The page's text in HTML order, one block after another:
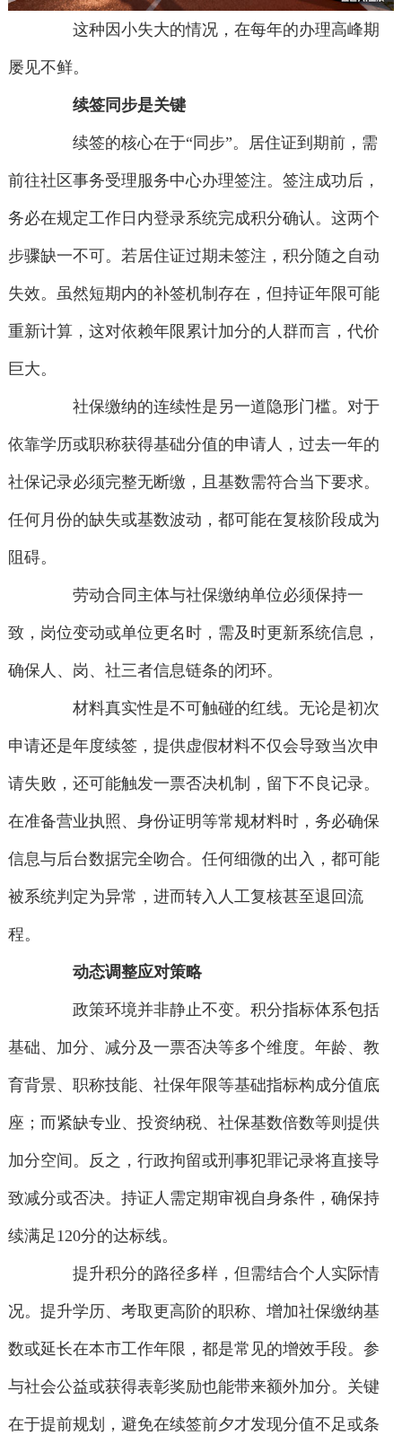
这种因小失大的情况，在每年的办理高峰期
屡见不鲜。
续签同步是关键
续签的核心在于“同步”。居住证到期前，需
前往社区事务受理服务中心办理签注。签注成功后，
务必在规定工作日内登录系统完成积分确认。这两个
步骤缺一不可。若居住证过期未签注，积分随之自动
失效。虽然短期内的补签机制存在，但持证年限可能
重新计算，这对依赖年限累计加分的人群而言，代价
巨大。
社保缴纳的连续性是另一道隐形门槛。对于
依靠学历或职称获得基础分值的申请人，过去一年的
社保记录必须完整无断缴，且基数需符合当下要求。
任何月份的缺失或基数波动，都可能在复核阶段成为
阻碍。
劳动合同主体与社保缴纳单位必须保持一
致，岗位变动或单位更名时，需及时更新系统信息，
确保人、岗、社三者信息链条的闭环。
材料真实性是不可触碰的红线。无论是初次
申请还是年度续签，提供虚假材料不仅会导致当次申
请失败，还可能触发一票否决机制，留下不良记录。
在准备营业执照、身份证明等常规材料时，务必确保
信息与后台数据完全吻合。任何细微的出入，都可能
被系统判定为异常，进而转入人工复核甚至退回流
程。
动态调整应对策略
政策环境并非静止不变。积分指标体系包括
基础、加分、减分及一票否决等多个维度。年龄、教
育背景、职称技能、社保年限等基础指标构成分值底
座；而紧缺专业、投资纳税、社保基数倍数等则提供
加分空间。反之，行政拘留或刑事犯罪记录将直接导
致减分或否决。持证人需定期审视自身条件，确保持
续满足120分的达标线。
提升积分的路径多样，但需结合个人实际情
况。提升学历、考取更高阶的职称、增加社保缴纳基
数或延长在本市工作年限，都是常见的增效手段。参
与社会公益或获得表彰奖励也能带来额外加分。关键
在于提前规划，避免在续签前夕才发现分值不足或条